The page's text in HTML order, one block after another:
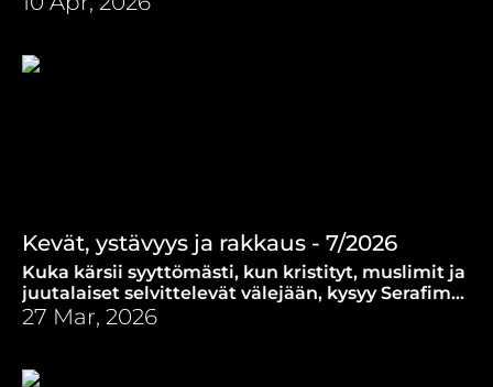
Kevät, ystävyys ja rakkaus - 7/2026
Kuka kärsii syyttömästi, kun kristityt, muslimit ja
juutalaiset selvittelevät välejään, kysyy Serafim
Seppälä.
27 Mar, 2026